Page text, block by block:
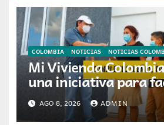
COLOMBIA NOTICIAS NOTICIAS
Mi Vivienda
una iniciativa para
acceso a la vivienda
colombianas
AGO 8, 2026 ADMIN